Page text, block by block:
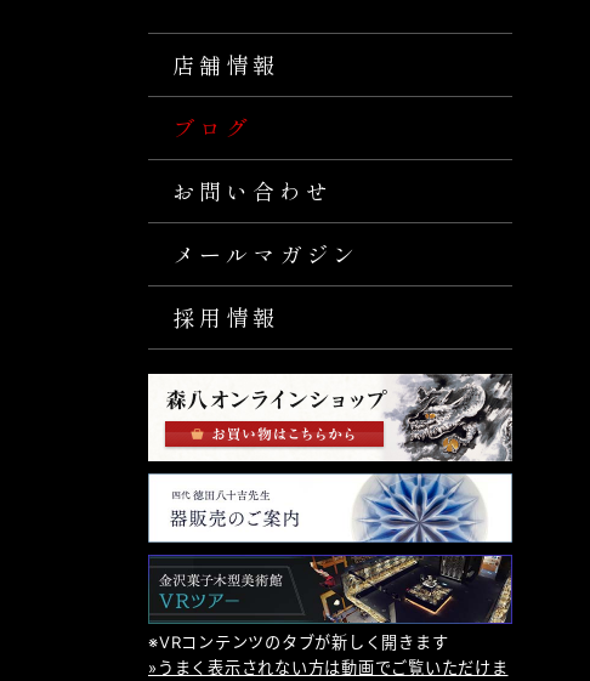
店舗情報
ブログ
お問い合わせ
メールマガジン
採用情報
※VRコンテンツのタブが新しく開きます
»うまく表示されない方は動画でご覧いただけま